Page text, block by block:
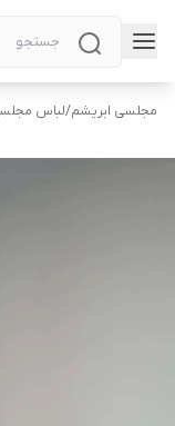
مجلسی ابریشم/لباس